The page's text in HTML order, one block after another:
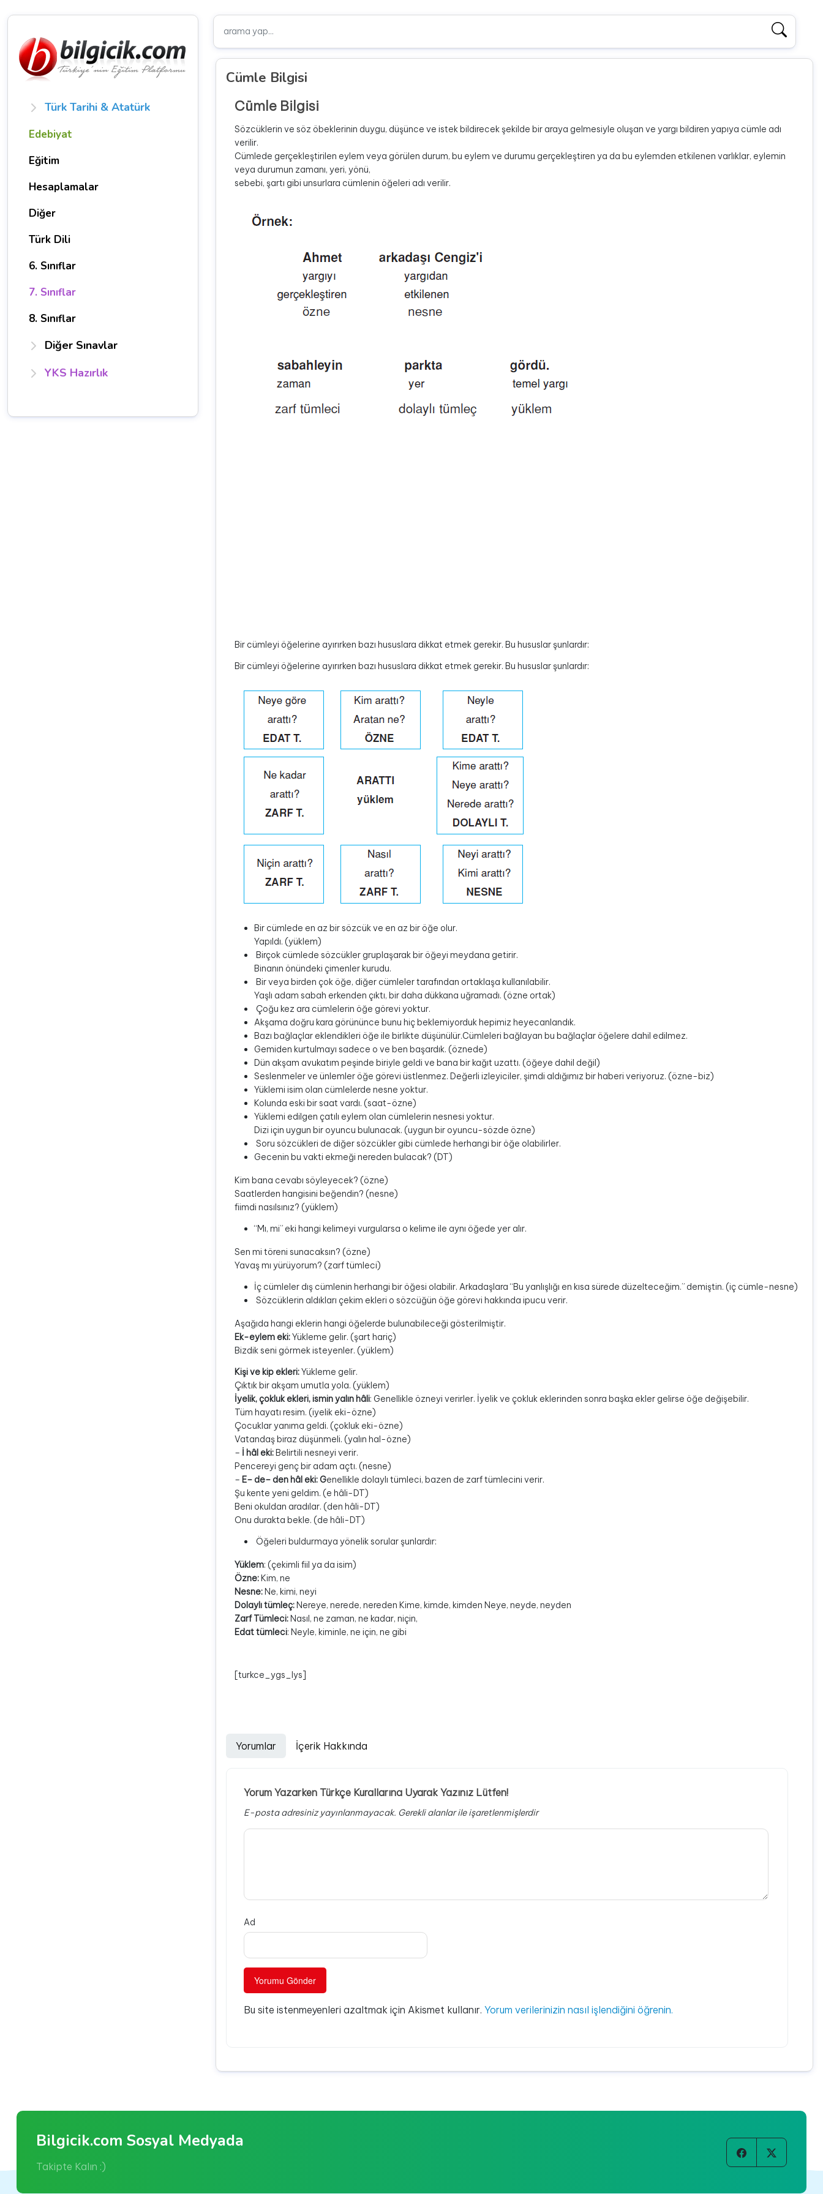
Türk Tarihi & Atatürk
Edebiyat
Eğitim
Hesaplamalar
Diğer
Türk Dili
6. Sınıflar
7. Sınıflar
8. Sınıflar
Diğer Sınavlar
YKS Hazırlık
Cümle Bilgisi
Cümle Bilgisi
Sözcüklerin ve söz öbeklerinin duygu, düşünce ve istek bildirecek şekilde bir araya gelmesiyle oluşan ve yargı bildiren yapıya cümle adı
verilir.
Cümlede gerçekleştirilen eylem veya görülen durum, bu eylem ve durumu gerçekleştiren ya da bu eylemden etkilenen varlıklar, eylemin
veya durumun zamanı, yeri, yönü,
sebebi, şartı gibi unsurlara cümlenin öğeleri adı verilir.
Bir cümleyi öğelerine ayırırken bazı hususlara dikkat etmek gerekir. Bu hususlar şunlardır:
Bir cümleyi öğelerine ayırırken bazı hususlara dikkat etmek gerekir. Bu hususlar şunlardır:
Bir cümlede en az bir sözcük ve en az bir öğe olur.
Yapıldı. (yüklem)
Birçok cümlede sözcükler gruplaşarak bir öğeyi meydana getirir.
Binanın önündeki çimenler kurudu.
Bir veya birden çok öğe, diğer cümleler tarafından ortaklaşa kullanılabilir.
Yaşlı adam sabah erkenden çıktı, bir daha dükkana uğramadı. (özne ortak)
Çoğu kez ara cümlelerin öğe görevi yoktur.
Akşama doğru kara görününce bunu hiç beklemiyorduk hepimiz heyecanlandık.
Bazı bağlaçlar eklendikleri öğe ile birlikte düşünülür.Cümleleri bağlayan bu bağlaçlar öğelere dahil edilmez.
Gemiden kurtulmayı sadece o ve ben başardık. (öznede)
Dün akşam avukatım peşinde biriyle geldi ve bana bir kağıt uzattı. (öğeye dahil değil)
Seslenmeler ve ünlemler öğe görevi üstlenmez. Değerli izleyiciler, şimdi aldığımız bir haberi veriyoruz. (özne-biz)
Yüklemi isim olan cümlelerde nesne yoktur.
Kolunda eski bir saat vardı. (saat-özne)
Yüklemi edilgen çatılı eylem olan cümlelerin nesnesi yoktur.
Dizi için uygun bir oyuncu bulunacak. (uygun bir oyuncu-sözde özne)
Soru sözcükleri de diğer sözcükler gibi cümlede herhangi bir öğe olabilirler.
Gecenin bu vakti ekmeği nereden bulacak? (DT)
Kim bana cevabı söyleyecek? (özne)
Saatlerden hangisini beğendin? (nesne)
fiimdi nasılsınız? (yüklem)
“Mı, mi” eki hangi kelimeyi vurgularsa o kelime ile aynı öğede yer alır.
Sen mi töreni sunacaksın? (özne)
Yavaş mı yürüyorum? (zarf tümleci)
İç cümleler dış cümlenin herhangi bir öğesi olabilir. Arkadaşlara “Bu yanlışlığı en kısa sürede düzelteceğim.” demiştin. (iç cümle-nesne)
Sözcüklerin aldıkları çekim ekleri o sözcüğün öğe görevi hakkında ipucu verir.
Aşağıda hangi eklerin hangi öğelerde bulunabileceği gösterilmiştir.
Ek-eylem eki:Yükleme gelir. (şart hariç)
Bizdik seni görmek isteyenler. (yüklem)
Kişi ve kip ekleri:Yükleme gelir.
Çıktık bir akşam umutla yola. (yüklem)
İyelik, çokluk ekleri, ismin yalın hâli: Genellikle özneyi verirler. İyelik ve çokluk eklerinden sonra başka ekler gelirse öğe değişebilir.
Tüm hayatı resim. (iyelik eki-özne)
Çocuklar yanıma geldi. (çokluk eki-özne)
Vatandaş biraz düşünmeli. (yalın hal-özne)
– İ hâl eki:Belirtili nesneyi verir.
Pencereyi genç bir adam açtı. (nesne)
– E– de– den hâl eki: Genellikle dolaylı tümleci, bazen de zarf tümlecini verir.
Şu kente yeni geldim. (e hâli-DT)
Beni okuldan aradılar. (den hâli-DT)
Onu durakta bekle. (de hâli-DT)
Öğeleri buldurmaya yönelik sorular şunlardır:
Yüklem: (çekimli fiil ya da isim)
Özne:Kim, ne
Nesne:Ne, kimi, neyi
Dolaylı tümleç:Nereye, nerede, nereden Kime, kimde, kimden Neye, neyde, neyden
Zarf Tümleci:Nasıl, ne zaman, ne kadar, niçin,
Edat tümleci: Neyle, kiminle, ne için, ne gibi
[turkce_ygs_lys]
Yorumlar İçerik Hakkında
Yorum Yazarken Türkçe Kurallarına Uyarak Yazınız Lütfen!
E-posta adresiniz yayınlanmayacak. Gerekli alanlarile işaretlenmişlerdir
Ad
Bu site istenmeyenleri azaltmak için Akismet kullanır. Yorum verilerinizin nasıl işlendiğini öğrenin.
Bilgicik.com Sosyal Medyada
Takipte Kalın :)